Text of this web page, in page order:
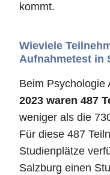
kommt.
Wieviele
Aufnahmetest in
Beim Psychologie
2023 waren 487
weniger als die
Für diese 487
Studienplätze
Salzburg einen